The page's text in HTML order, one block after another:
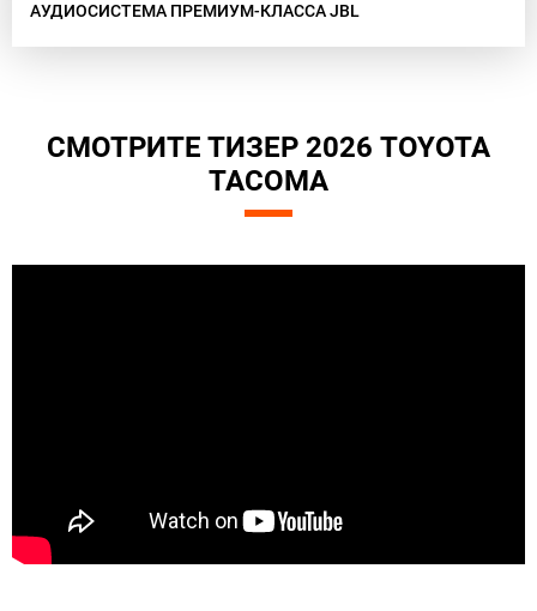
АУДИОСИСТЕМА ПРЕМИУМ-КЛАССА JBL
СМОТРИТЕ ТИЗЕР 2026 TOYOTA
TACOMA